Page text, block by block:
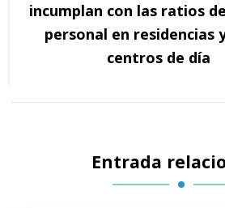
incumplan con las ratios de
personal en residencias
centros de día
Entrada